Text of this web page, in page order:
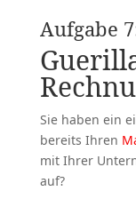
Aufgabe
Sie haben ein
bereits Ihren
mit Ihrer
auf?